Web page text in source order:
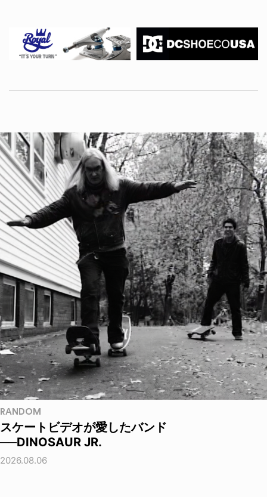
RANDOM
スケートビデオが愛したバンド
──DINOSAUR JR.
2026.08.06